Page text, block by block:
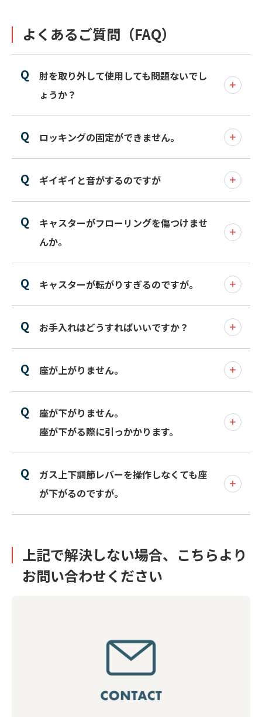
よくあるご質問（FAQ）
肘を取り外して使用しても問題ないでし
ょうか？
ロッキングの固定ができません。
ギイギイと音がするのですが
キャスターがフローリングを傷つけませ
んか。
キャスターが転がりすぎるのですが。
お手入れはどうすればいいですか？
座が上がりません。
座が下がりません。
座が下がる際に引っかかります。
ガス上下調節レバーを操作しなくても座
が下がるのですが。
上記で解決しない場合、こちらより
お問い合わせください